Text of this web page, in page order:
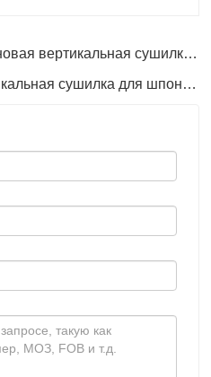
предыдущее : Shine 2024 новая вертикальная сушилка для шпона
Следующий проект : Вертикальная сушилка для шпона, 2024 г. выпуска.